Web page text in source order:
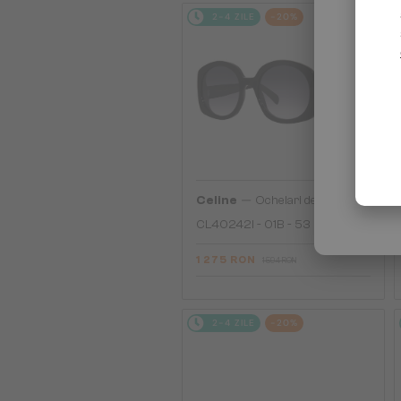
2-4 ZILE -20%
Celine
Ochelari de soare
CL40242I - 01B - 53
1 275 RON
2-4 ZILE -20%